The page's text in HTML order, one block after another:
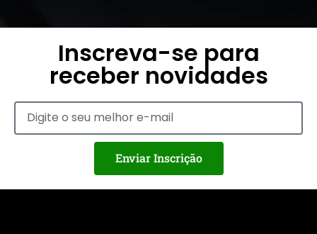
Inscreva-se para
receber novidades
Enviar Inscrição